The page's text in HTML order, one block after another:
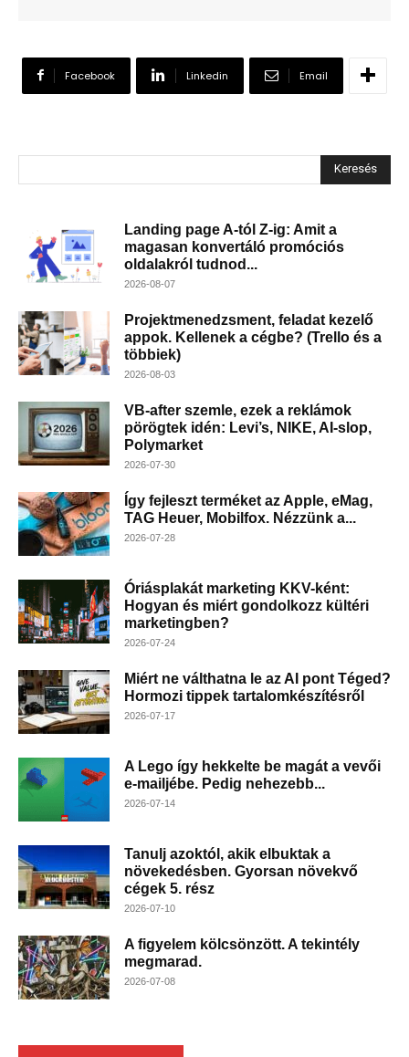
Facebook Linkedin Email
Keresés
Landing page A-tól Z-ig: Amit a
magasan konvertáló promóciós
oldalakról tudnod...
2026-08-07
Projektmenedzsment, feladat kezelő
appok. Kellenek a cégbe? (Trello és a
többiek)
2026-08-03
VB-after szemle, ezek a reklámok
pörögtek idén: Levi’s, NIKE, AI-slop,
Polymarket
2026-07-30
Így fejleszt terméket az Apple, eMag,
TAG Heuer, Mobilfox. Nézzünk a...
2026-07-28
Óriásplakát marketing KKV-ként:
Hogyan és miért gondolkozz kültéri
marketingben?
2026-07-24
Miért ne válthatna le az AI pont Téged?
Hormozi tippek tartalomkészítésről
2026-07-17
A Lego így hekkelte be magát a vevői
e-mailjébe. Pedig nehezebb...
2026-07-14
Tanulj azoktól, akik elbuktak a
növekedésben. Gyorsan növekvő
cégek 5. rész
2026-07-10
A figyelem kölcsönzött. A tekintély
megmarad.
2026-07-08